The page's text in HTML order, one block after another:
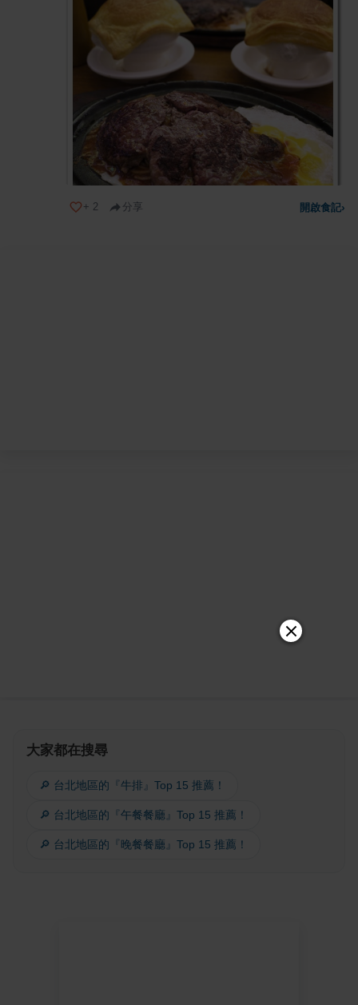
+ 2 分享 開啟食記›
大家都在搜尋
🔎 台北地區的『牛排』Top 15 推薦！
🔎 台北地區的『午餐餐廳』Top 15 推薦！
🔎 台北地區的『晚餐餐廳』Top 15 推薦！